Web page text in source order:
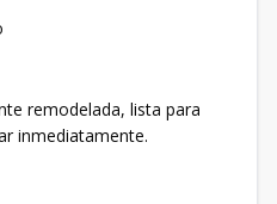
remodelada, lista para
inmediatamente.